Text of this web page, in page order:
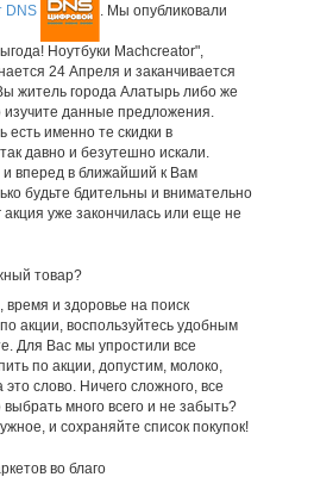
DNS . Мы опубликовали
Ноутбуки Machcreator",
24 Апреля и заканчивается
житель города Алатырь либо же
изучите данные предложения.
есть именно те скидки в
давно и безутешно искали.
вперед в ближайший к Вам
будьте бдительны и внимательно
акция уже закончилась или еще не
товар?
и здоровье на поиск
акции, воспользуйтесь удобным
Для Вас мы упростили все
по акции, допустим, молоко,
это слово. Ничего сложного, все
много всего и не забыть?
и сохраняйте список покупок!
во благо